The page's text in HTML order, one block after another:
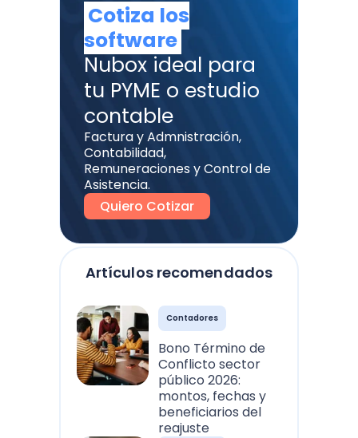
Artículos recomendados
Contadores
Bono Término de
Conflicto sector
público 2026:
montos, fechas y
beneficiarios del
reajuste
Cotiza los
software
Nubox ideal para
tu PYME o estudio
contable
Factura y Admnistración,
Contabilidad,
Remuneraciones y Control de
Asistencia.
Quiero Cotizar